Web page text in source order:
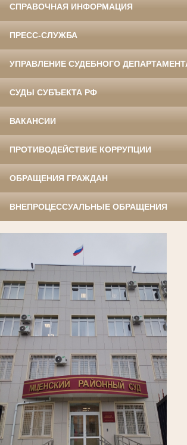
СПРАВОЧНАЯ ИНФОРМАЦИЯ
ПРЕСС-СЛУЖБА
УПРАВЛЕНИЕ СУДЕБНОГО
СУДЫ СУБЪЕКТА РФ
ВАКАНСИИ
ПРОТИВОДЕЙСТВИЕ КОРРУПЦИИ
ОБРАЩЕНИЯ ГРАЖДАН
ВНЕПРОЦЕССУАЛЬНЫЕ ОБРАЩЕНИЯ